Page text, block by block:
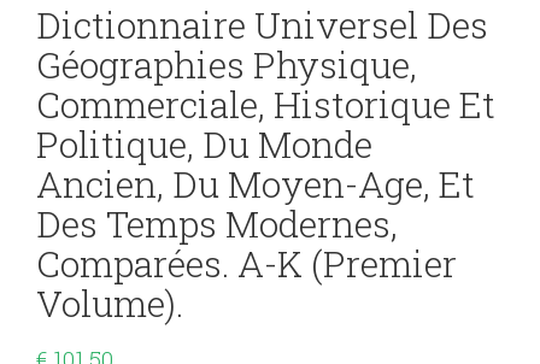
Dictionnaire Universel Des
Géographies Physique,
Commerciale, Historique Et
Politique, Du Monde
Ancien, Du Moyen-Age, Et
Des Temps Modernes,
Comparées. A-K (Premier
Volume).